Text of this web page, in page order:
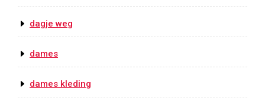
dagje weg
dames
dames kleding